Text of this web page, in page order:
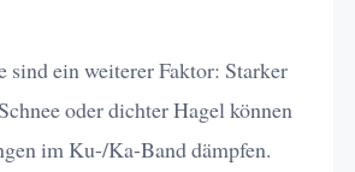
sind ein weiterer Faktor: Starker
oder dichter Hagel können
im Ku-/Ka-Band dämpfen.